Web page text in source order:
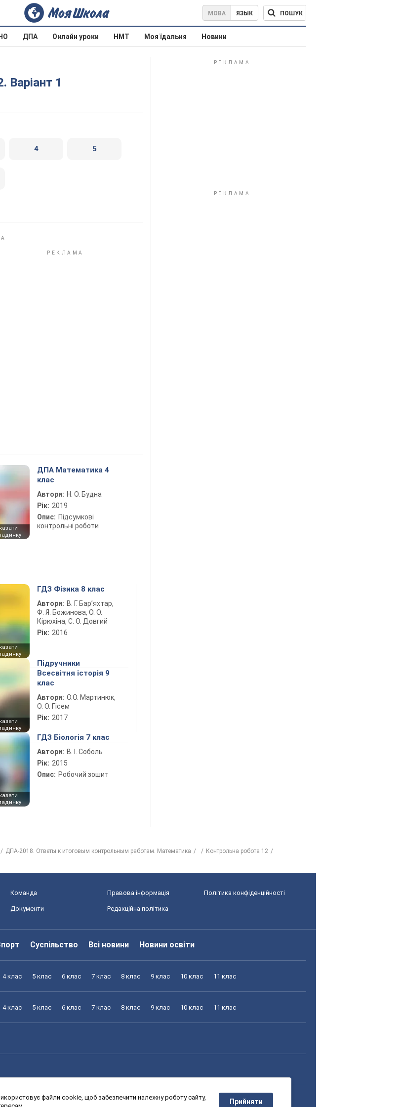
МОВА ЯЗЫК ПОШУК
ДПА Онлайн уроки НМТ Моя їдальня Новини
Варіант 1
4 5
ДПА Математика 4
клас
Автори: Н. О. Будна
Рік: 2019
Опис: Підсумкові
контрольні роботи
ГДЗ Фізика 8 клас
Автори: В. Г. Бар’яхтар,
Ф. Я. Божинова, О. О.
Кірюхіна, С. О. Довгий
Рік: 2016
Підручники
Всесвітня історія 9
клас
Автори: О.О. Мартинюк,
О. О. Гісем
Рік: 2017
ГДЗ Біологія 7 клас
Автори: В. І. Соболь
Рік: 2015
Опис: Робочий зошит
ДПА-2018. Ответы к итоговым контрольным работам. Математика
Контрольна робота 12
Команда Правова інформація Політика конфіденційності
Документи Редакційна політика
Суспільство Всі новини Новини освіти
4 клас 5 клас 6 клас 7 клас 8 клас 9 клас 10 клас 11 клас
4 клас 5 клас 6 клас 7 клас 8 клас 9 клас 10 клас 11 клас
4 клас 5 клас 6 клас 7 клас 8 клас 9 клас 10 клас 11 клас
файли cookie, щоб забезпечити належну роботу сайту,
Прийняти